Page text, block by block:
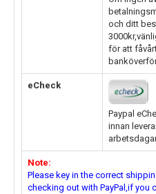
och ditt
för att
eCheck
Paypal
innan
Note:
Please key in the correct
checking out with PayPal,if you